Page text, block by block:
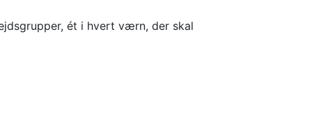
ét i hvert værn, der skal